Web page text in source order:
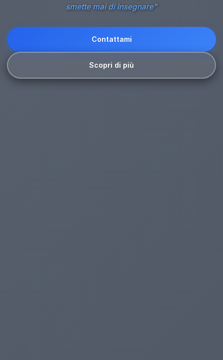
smette mai di insegnare"
Contattami
Scopri di più